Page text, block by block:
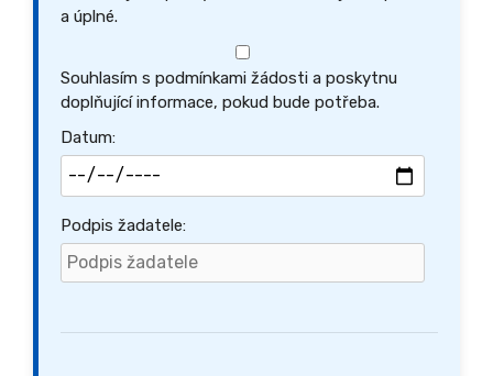
a úplné.
Souhlasím s podmínkami žádosti a poskytnu
doplňující informace, pokud bude potřeba.
Datum:
Podpis žadatele: